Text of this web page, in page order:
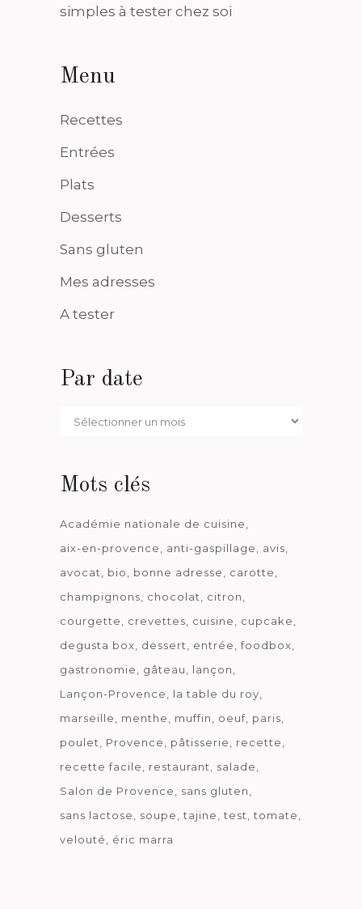
simples à tester chez soi
Menu
Recettes
Entrées
Plats
Desserts
Sans gluten
Mes adresses
A tester
Par date
Par
Mots clés
Académie nationale de cuisine
aix-en-provence
anti-gaspillage
avis
avocat
bio bonne adresse
carotte
champignons
chocolat
citron
courgette
crevettes cuisine
cupcake
degusta box
dessert entrée
foodbox
gastronomie
gâteau
lançon
Lançon-Provence
la table du roy
marseille
menthe muffin oeuf paris
poulet
Provence pâtisserie
recette
recette facile
restaurant
salade
Salon de Provence
sans gluten
sans lactose
soupe tajine test
tomate
velouté
éric marra